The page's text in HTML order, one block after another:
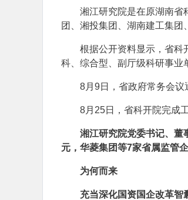
湘江研究院是在原湖南省
团、湘投集团、湖南建工集团
根据公开资料显示，省科
科、综合型、副厅级科研事业
8月9日，省政府常务会议
8月25日，省科开院完成
湘江研究院党委书记、董
元，华菱集团等7家省属监管
为何而来
充当深化国资国企改革智